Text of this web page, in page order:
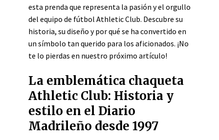
esta prenda que representa la pasión y el orgullo
del equipo de fútbol Athletic Club. Descubre su
historia, su diseño y por qué se ha convertido en
un símbolo tan querido para los aficionados. ¡No
te lo pierdas en nuestro próximo artículo!
La emblemática chaqueta
Athletic Club: Historia y
estilo en el Diario
Madrileño desde 1997